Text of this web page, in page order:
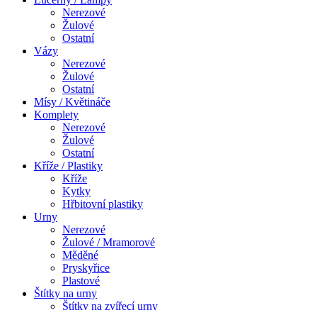
Nerezové
Žulové
Ostatní
Vázy
Nerezové
Žulové
Ostatní
Mísy / Květináče
Komplety
Nerezové
Žulové
Ostatní
Kříže / Plastiky
Kříže
Kytky
Hřbitovní plastiky
Urny
Nerezové
Žulové / Mramorové
Měděné
Pryskyřice
Plastové
Štítky na urny
Štítky na zvířecí urny